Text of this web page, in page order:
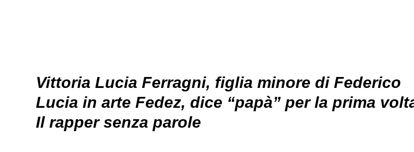
Vittoria Lucia Ferragni, figlia minore di Federico
Lucia in arte Fedez, dice “papà” per la prima
Il rapper senza parole